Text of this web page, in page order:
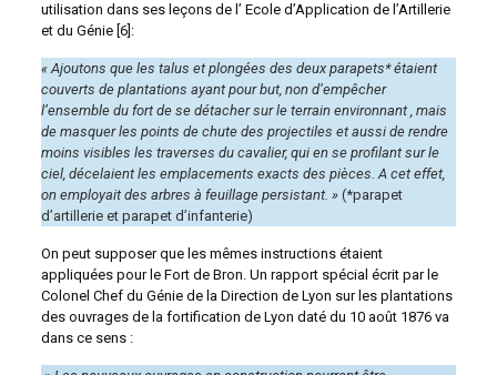
utilisation dans ses leçons de l’ Ecole d’Application de l’Artillerie
et du Génie [6]:
« Ajoutons que les talus et plongées des deux parapets* étaient
couverts de plantations ayant pour but, non d’empêcher
l’ensemble du fort de se détacher sur le terrain environnant , mais
de masquer les points de chute des projectiles et aussi de rendre
moins visibles les traverses du cavalier, qui en se profilant sur le
ciel, décelaient les emplacements exacts des pièces. A cet effet,
on employait des arbres à feuillage persistant. »(*parapet
d’artillerie et parapet d’infanterie)
On peut supposer que les mêmes instructions étaient
appliquées pour le Fort de Bron. Un rapport spécial écrit par le
Colonel Chef du Génie de la Direction de Lyon sur les plantations
des ouvrages de la fortification de Lyon daté du 10 août 1876 va
dans ce sens :